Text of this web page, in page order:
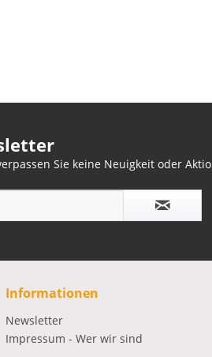
Sie keine Neuigkeit oder
Informationen
Newsletter
Impressum - Wer wir sind